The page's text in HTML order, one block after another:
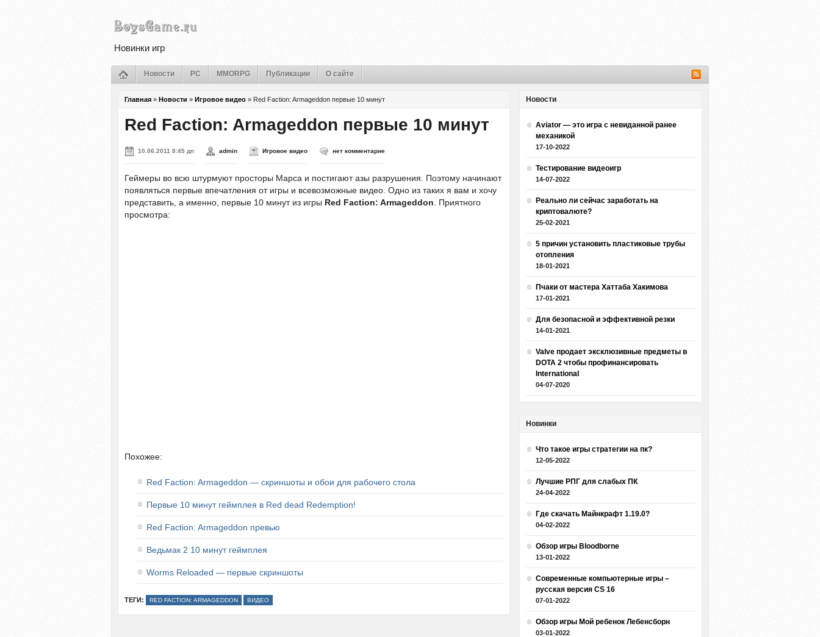
Новинки игр
Новости PC MMORPG Публикации О сайте
Главная » Новости » Игровое видео » Red Faction: Armageddon первые 10 минут
Red Faction: Armageddon первые 10 минут
10.06.2011 8:45 дп admin Игровое видео нет комментарие
Геймеры во всю штурмуют просторы Марса и постигают азы разрушения. Поэтому начинают
появляться первые впечатления от игры и всевозможные видео. Одно из таких я вам и хочу
представить, а именно, первые 10 минут из игры Red Faction: Armageddon . Приятного
просмотра:
Похожее:
Red Faction: Armageddon — скриншоты и обои для рабочего стола
Первые 10 минут геймплея в Red dead Redemption!
Red Faction: Armageddon превью
Ведьмак 2 10 минут геймплея
Worms Reloaded — первые скриншоты
ТЕГИ: RED FACTION: ARMAGEDDON ВИДЕО
Новости
Aviator — это игра с невиданной ранее
механикой
17-10-2022
Тестирование видеоигр
14-07-2022
Реально ли сейчас заработать на
криптовалюте?
25-02-2021
5 причин установить пластиковые трубы
отопления
18-01-2021
Пчаки от мастера Хаттаба Хакимова
17-01-2021
Для безопасной и эффективной резки
14-01-2021
Valve продает эксклюзивные предметы в
DOTA 2 чтобы профинансировать
International
04-07-2020
Новинки
Что такое игры стратегии на пк?
12-05-2022
Лучшие РПГ для слабых ПК
24-04-2022
Где скачать Майнкрафт 1.19.0?
04-02-2022
Обзор игры Bloodborne
13-01-2022
Современные компьютерные игры –
русская версия CS 16
07-01-2022
Обзор игры Мой ребенок Лебенсборн
03-01-2022